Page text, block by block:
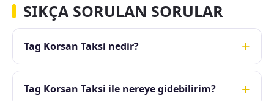
SIKÇA SORULAN SORULAR
Tag Korsan Taksi nedir?
Tag Korsan Taksi ile nereye gidebilirim?